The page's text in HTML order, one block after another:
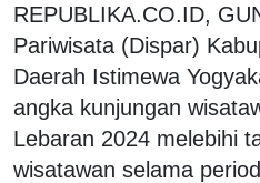
REPUBLIKA.CO.ID,
Pariwisata (Dispar)
Daerah Istimewa
angka kunjungan
Lebaran 2024 melebihi
wisatawan selama